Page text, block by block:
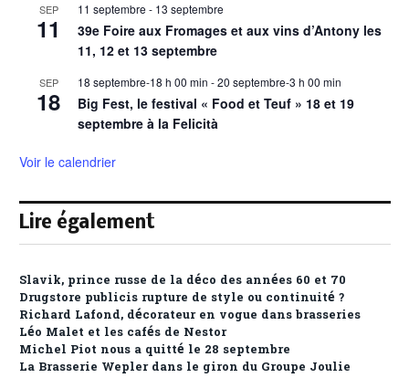
SEP
11
11 septembre - 13 septembre
39e Foire aux Fromages et aux vins d’Antony les
11, 12 et 13 septembre
SEP
18
18 septembre-18 h 00 min -20 septembre-3 h 00 min
Big Fest, le festival « Food et Teuf » 18 et 19
septembre à la Felicità
Voir le calendrier
Lire également
Slavik, prince russe de la déco des années 60 et 70
Drugstore publicis rupture de style ou continuité ?
Richard Lafond, décorateur en vogue dans brasseries
Léo Malet et les cafés de Nestor
Michel Piot nous a quitté le 28 septembre
La Brasserie Wepler dans le giron du Groupe Joulie